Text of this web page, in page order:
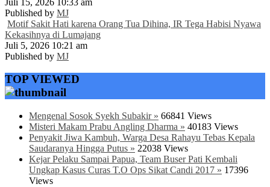
Published by MJ
Motif Sakit Hati karena Orang Tua Dihina, IR Tega Habisi Nyawa
Kekasihnya di Lumajang
Juli 5, 2026 10:21 am
Published by MJ
TOP VIEWED
Mengenal Sosok Syekh Subakir » 66841 Views
Misteri Makam Prabu Angling Dharma » 40183 Views
Penyakit Jiwa Kambuh, Warga Desa Rahayu Tebas Kepala
Saudaranya Hingga Putus » 22038 Views
Kejar Pelaku Sampai Papua, Team Buser Pati Kembali
Ungkap Kasus Curas T.O Ops Sikat Candi 2017 » 17396
Views